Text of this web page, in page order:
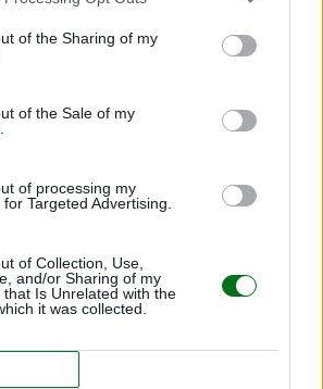
of the Sharing of my
of the Sale of my
of processing my
Targeted Advertising.
of Collection, Use,
and/or Sharing of my
that Is Unrelated with the
it was collected.
"Los libros son una
para educar a los niños"